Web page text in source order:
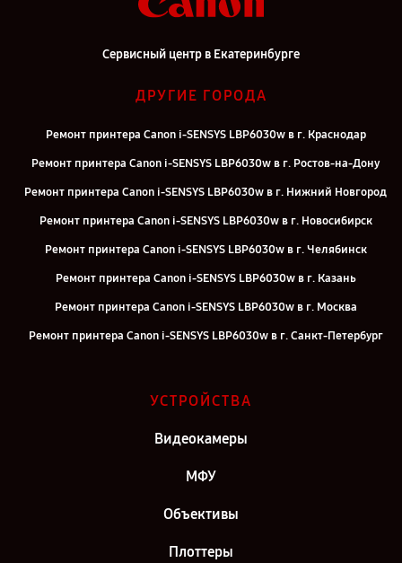
Сервисный центр в Екатеринбурге
ДРУГИЕ ГОРОДА
Ремонт принтера Canon i-SENSYS LBP6030w в г. Краснодар
Ремонт принтера Canon i-SENSYS LBP6030w в г. Ростов-на-Дону
Ремонт принтера Canon i-SENSYS LBP6030w в г. Нижний Новгород
Ремонт принтера Canon i-SENSYS LBP6030w в г. Новосибирск
Ремонт принтера Canon i-SENSYS LBP6030w в г. Челябинск
Ремонт принтера Canon i-SENSYS LBP6030w в г. Казань
Ремонт принтера Canon i-SENSYS LBP6030w в г. Москва
Ремонт принтера Canon i-SENSYS LBP6030w в г. Санкт-Петербург
УСТРОЙСТВА
Видеокамеры
МФУ
Объективы
Плоттеры